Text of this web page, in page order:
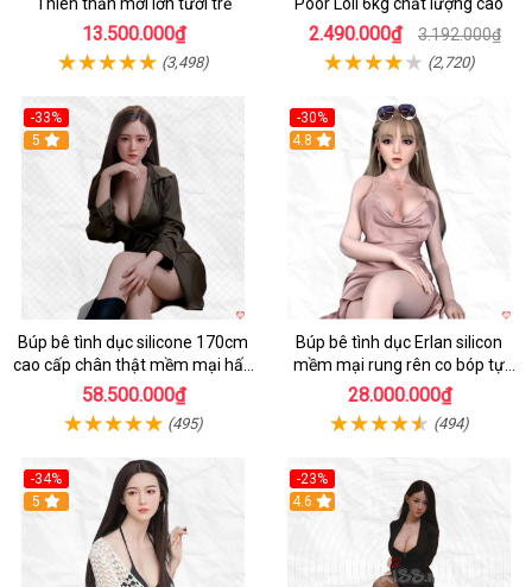
13.500.000₫
(3,498)
2.490.000₫ 3.192.000₫
(2,720)
-33%
5
Búp bê tình dục silicone 170cm
cao cấp chân thật mềm mại hấp
dẫn
58.500.000₫
(495)
-30%
4.8
Búp bê tình dục Erlan silicon
mềm mại rung rên co bóp tự
động
28.000.000₫
(494)
-34%
5
-23%
4.6